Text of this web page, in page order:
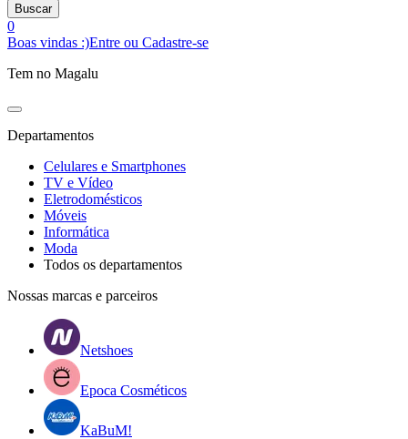
Buscar
0
Boas vindas :)Entre ou Cadastre-se
Tem no Magalu
Departamentos
Celulares e Smartphones
TV e Vídeo
Eletrodomésticos
Móveis
Informática
Moda
Todos os departamentos
Nossas marcas e parceiros
Netshoes
Epoca Cosméticos
KaBuM!